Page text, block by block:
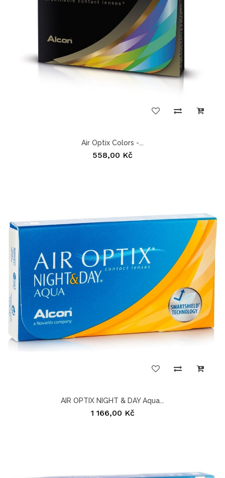
Air Optix Colors -...
558,00 Kč
AIR OPTIX NIGHT & DAY Aqua...
1 166,00 Kč